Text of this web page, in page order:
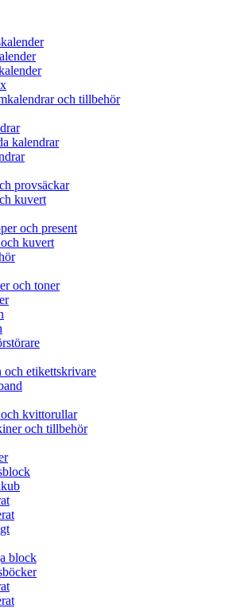
och tillbehör
kalendrar
provsäckar
kuvert
och present
kuvert
och toner
och etikettskrivare
kvittorullar
och tillbehör
block